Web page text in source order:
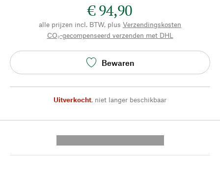
€ 94,90
alle prijzen incl. BTW, plus Verzendingskosten
CO₂-gecompenseerd verzenden met DHL
Bewaren
Uitverkocht, niet langer beschikbaar